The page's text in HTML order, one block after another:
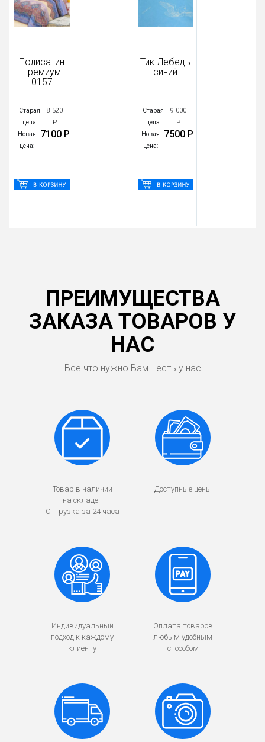
Полисатин
премиум
0157
Старая
цена:
8 520
Р
Новая
цена:
7100 Р
Тик Лебедь
синий
Старая
цена:
9 000
Р
Новая
цена:
7500 Р
ПРЕИМУЩЕСТВА
ЗАКАЗА ТОВАРОВ У
НАС
Все что нужно Вам - есть у нас
Товар в наличии
на складе.
Отгрузка за 24 часа
Доступные цены
Индивидуальный
подход к каждому
клиенту
Оплата товаров
любым удобным
способом